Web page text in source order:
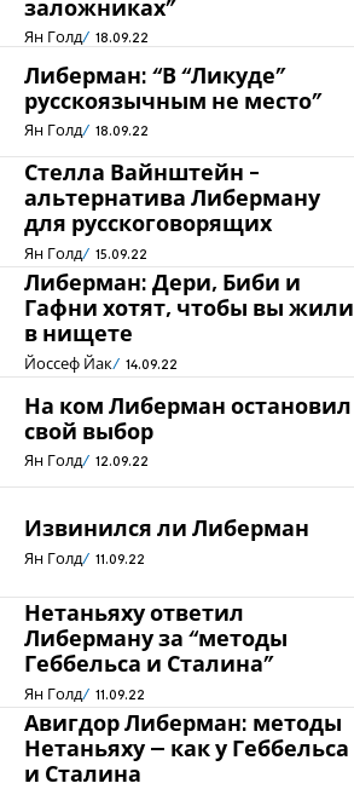
заложниках”
Ян Голд 18.09.22
Либерман: “В “Ликуде”
русскоязычным не место”
Ян Голд 18.09.22
Стелла Вайнштейн -
альтернатива Либерману
для русскоговорящих
Ян Голд 15.09.22
Либерман: Дери, Биби и
Гафни хотят, чтобы вы жили
в нищете
Йоссеф Йак 14.09.22
На ком Либерман остановил
свой выбор
Ян Голд 12.09.22
Извинился ли Либерман
Ян Голд 11.09.22
Нетаньяху ответил
Либерману за “методы
Геббельса и Сталина”
Ян Голд 11.09.22
Авигдор Либерман: методы
Нетаньяху – как у Геббельса
и Сталина